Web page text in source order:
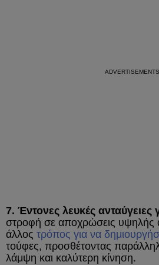
7. Έντονες λευκές ανταύγειες
στροφή σε αποχρώσεις υψηλής
άλλος τρόπος για να
τούφες, προσθέτοντας
λάμψη και καλύτερη κίνηση.